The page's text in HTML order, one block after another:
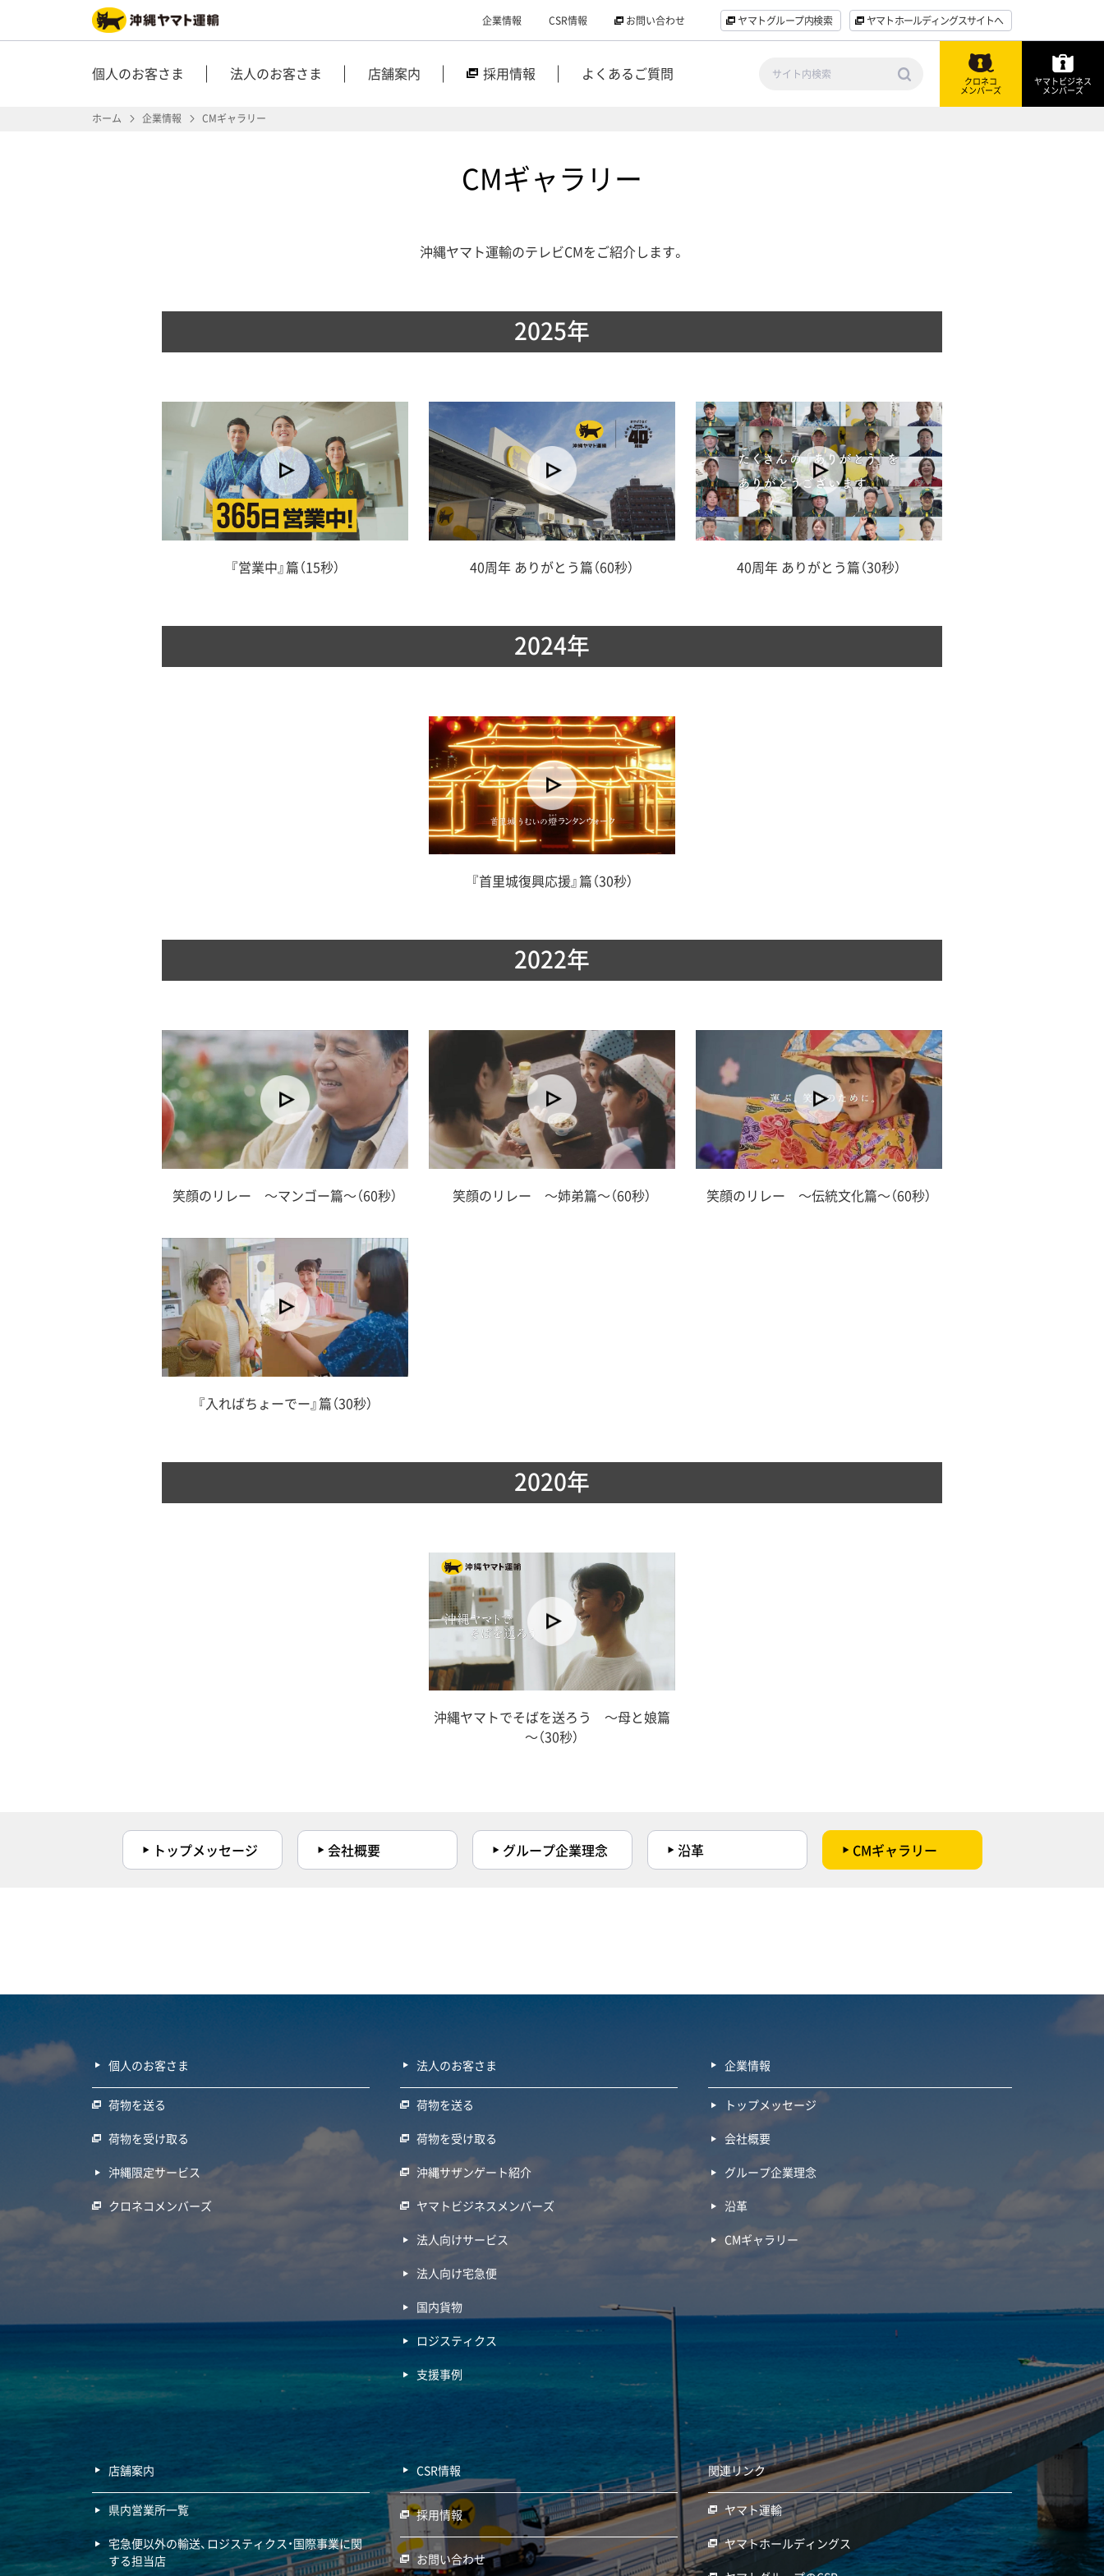
企業情報 CSR情報 お問い合わせ ヤマトグループ内検索 ヤマトホールディングスサイトへ
個人のお客さま 法人のお客さま 店舗案内 採用情報 よくあるご質問 クロネコ
メンバーズ
ヤマトビジネス
メンバーズ
ホーム 企業情報 CMギャラリー
CMギャラリー
沖縄ヤマト運輸のテレビCMをご紹介します。
2025年
『営業中』篇（15秒） 40周年 ありがとう篇（60秒） 40周年 ありがとう篇（30秒）
2024年
『首里城復興応援』篇（30秒）
2022年
笑顔のリレー ～マンゴー篇～（60秒） 笑顔のリレー ～姉弟篇～（60秒） 笑顔のリレー ～伝統文化篇～（60秒）
『入ればちょーでー』篇（30秒）
2020年
沖縄ヤマトでそばを送ろう ～母と娘篇
～（30秒）
トップメッセージ 会社概要 グループ企業理念 沿革 CMギャラリー
個人のお客さま
荷物を送る
荷物を受け取る
沖縄限定サービス
クロネコメンバーズ
法人のお客さま
荷物を送る
荷物を受け取る
沖縄サザンゲート紹介
ヤマトビジネスメンバーズ
法人向けサービス
法人向け宅急便
国内貨物
ロジスティクス
支援事例
企業情報
トップメッセージ
会社概要
グループ企業理念
沿革
CMギャラリー
店舗案内
県内営業所一覧
宅急便以外の輸送、ロジスティクス・国際事業に関
する担当店
CSR情報
採用情報
お問い合わせ
関連リンク
ヤマト運輸
ヤマトホールディングス